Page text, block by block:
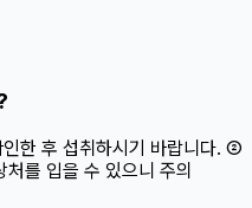
한 후 섭취하시기 바랍니다. ②
를 입을 수 있으니 주의